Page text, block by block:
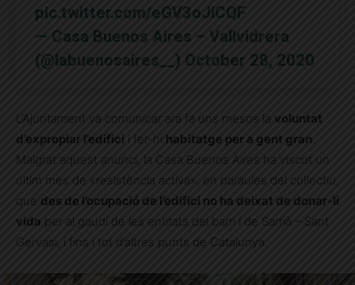
pic.twitter.com/eGV3oJiCQF
— Casa Buenos Aires – Vallvidrera
(@labuenosaires__) October 28, 2020
L’Ajuntament va comunicar ara fa uns mesos la voluntat
d’expropiar l’edifici i fer-hi habitatge per a gent gran
Malgrat aquest anunci, la Casa Buenos Aires ha viscut un
últim mes de «resistència activa», en paraules del col·lectiu,
que des de l’ocupació de l’edifici no ha deixat de donar-li
vida per al gaudi de les entitats del barri i de Sarrià – Sant
Gervasi, i fins i tot d’altres punts de Catalunya.